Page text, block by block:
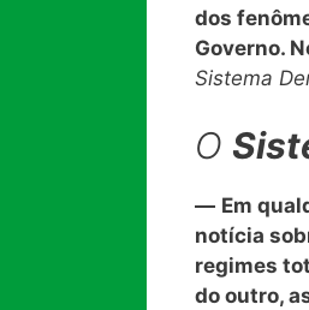
dos
Governo.
Sistema
O
— Em
notícia
regimes
do outro,